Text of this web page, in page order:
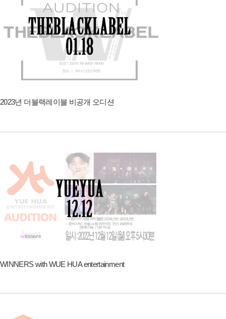
2023년 더블랙레이블 비공개 오디션
WINNERS with WUE HUA entertainment